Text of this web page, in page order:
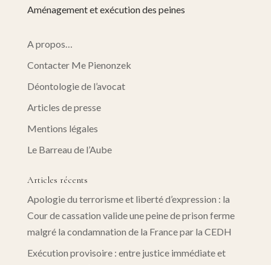
Aménagement et exécution des peines
A propos…
Contacter Me Pienonzek
Déontologie de l’avocat
Articles de presse
Mentions légales
Le Barreau de l’Aube
Articles récents
Apologie du terrorisme et liberté d’expression : la
Cour de cassation valide une peine de prison ferme
malgré la condamnation de la France par la CEDH
Exécution provisoire : entre justice immédiate et